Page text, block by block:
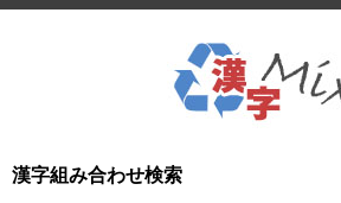
漢字組み合わせ検索